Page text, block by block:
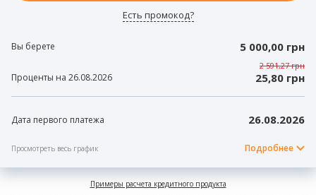
Есть промокод?
Вы берете 5 000,00 грн
2 591,27 грн
Проценты на 26.08.2026 25,80 грн
Дата первого платежа 26.08.2026
Просмотреть весь график Подробнее
Примеры расчета кредитного продукта